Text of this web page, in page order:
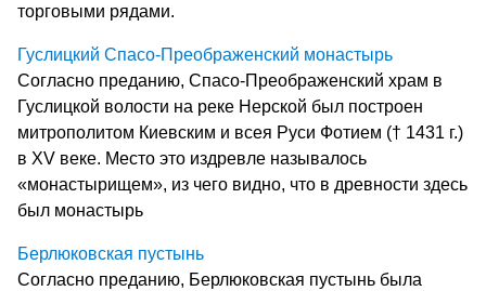
торговыми рядами.
Гуслицкий Спасо-Преображенский монастырь
Согласно преданию, Спасо-Преображенский храм в
Гуслицкой волости на реке Нерской был построен
митрополитом Киевским и всея Руси Фотием († 1431 г.)
в XV веке. Место это издревле называлось
«монастырищем», из чего видно, что в древности здесь
был монастырь
Берлюковская пустынь
Согласно преданию, Берлюковская пустынь была